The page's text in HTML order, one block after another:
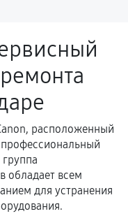
при
заявленным
расположенный
обладает всем
для устранения